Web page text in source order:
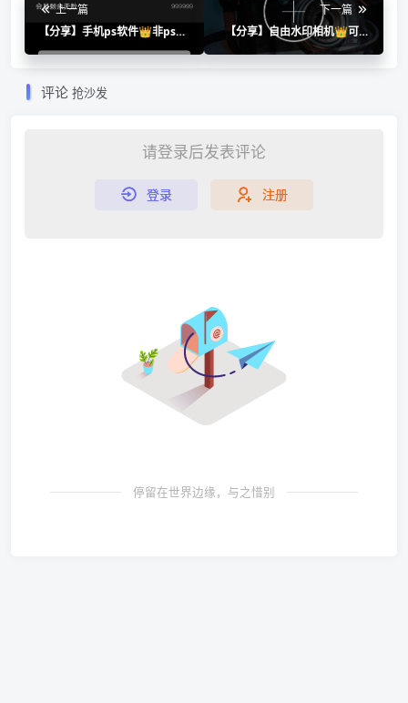
上一篇
【分享】手机ps软件👑非ps，
简化了操作👑解锁永久会员
下一篇
【分享】自由水印相机👑可以
自定义自己的水印👑已解锁会
评论 抢沙发
请登录后发表评论
登录 注册
停留在世界边缘，与之惜别